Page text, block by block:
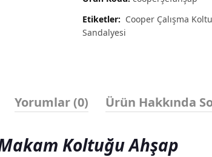
Etiketler: Cooper Çalışma
Sandalyesi
Yorumlar (0) Ürün Hakkında
Makam Koltuğu Ahşap